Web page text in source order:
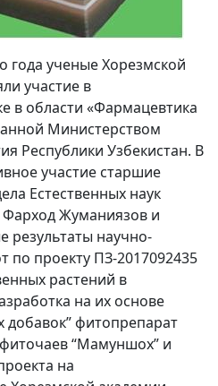
года ученые Хорезмской
участие в
в области «Фармацевтика
Министерством
Республики Узбекистан. В
участие старшие
Естественных наук
Жуманиязов и
результаты научно-
по проекту ПЗ-2017092435
растений в
на их основе
добавок” фитопрепарат
“Мамуншох” и
на